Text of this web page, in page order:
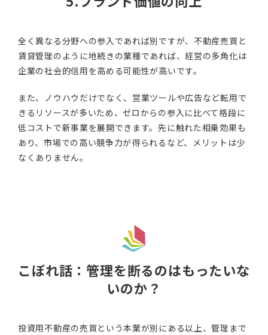
全く異なる分野への参入であれば別ですが、不動産売買と
賃貸管理のように地続きの業種であれば、経営の多角化は
企業の社会的信用を高める可能性が高いです。
また、ノウハウだけでなく、営業ツールや広告など転用で
きるリソースが多いため、ゼロからの参入に比べて格段に
低コストで新事業を展開できます。先に触れた相乗効果も
あり、市場での高い競争力が得られるなど、メリットは少
なくありません。
こぼれ話：管理を断るのはもったいな
いのか？
投資用不動産の売買という本業が別にある以上、管理まで